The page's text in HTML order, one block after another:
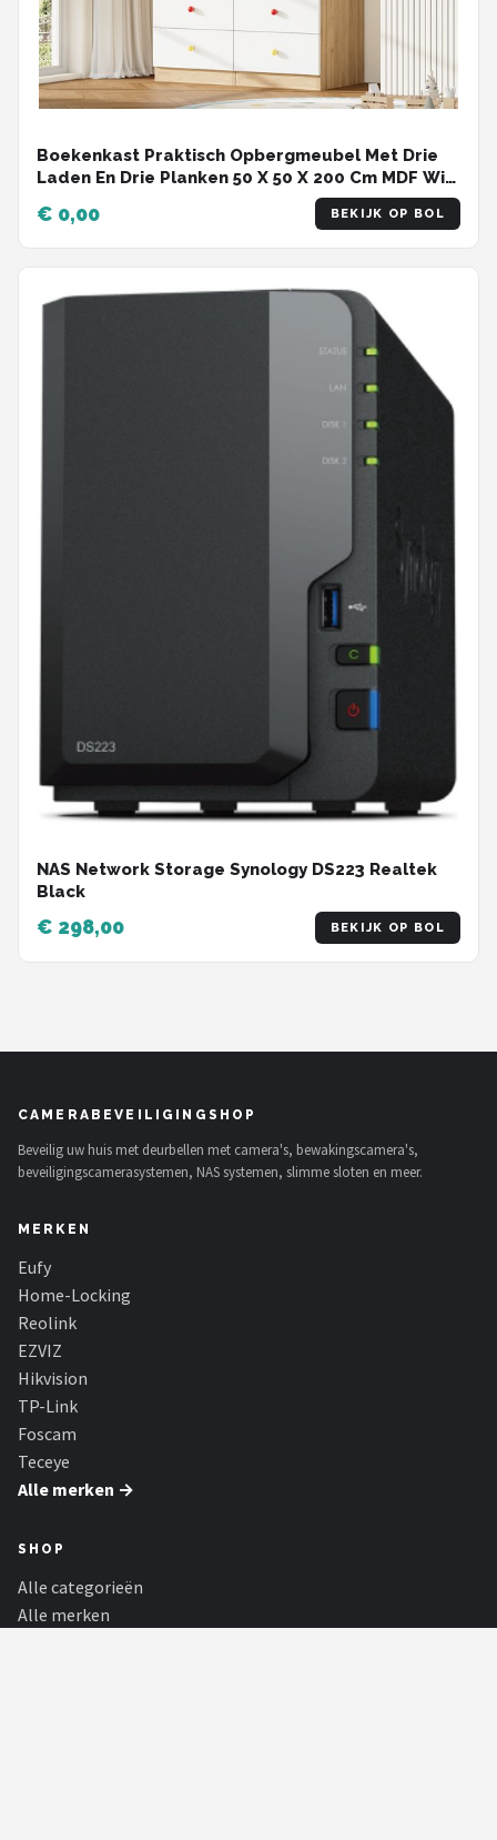
Boekenkast Praktisch Opbergmeubel Met Drie
Laden En Drie Planken 50 X 50 X 200 Cm MDF Wit
Houtlook Voor Kinderkamer En Slaapkamer Set
Van 2
€ 0,00 BEKIJK OP BOL
NAS Network Storage Synology DS223 Realtek
Black
€ 298,00 BEKIJK OP BOL
CAMERABEVEILIGINGSHOP
Beveilig uw huis met deurbellen met camera's, bewakingscamera's,
beveiligingscamerasystemen, NAS systemen, slimme sloten en meer.
MERKEN
Eufy
Home-Locking
Reolink
EZVIZ
Hikvision
TP-Link
Foscam
Teceye
Alle merken →
SHOP
Alle categorieën
Alle merken